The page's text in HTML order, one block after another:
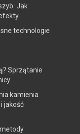
Jak
technologie
Sprzątanie
kamienia
jakość